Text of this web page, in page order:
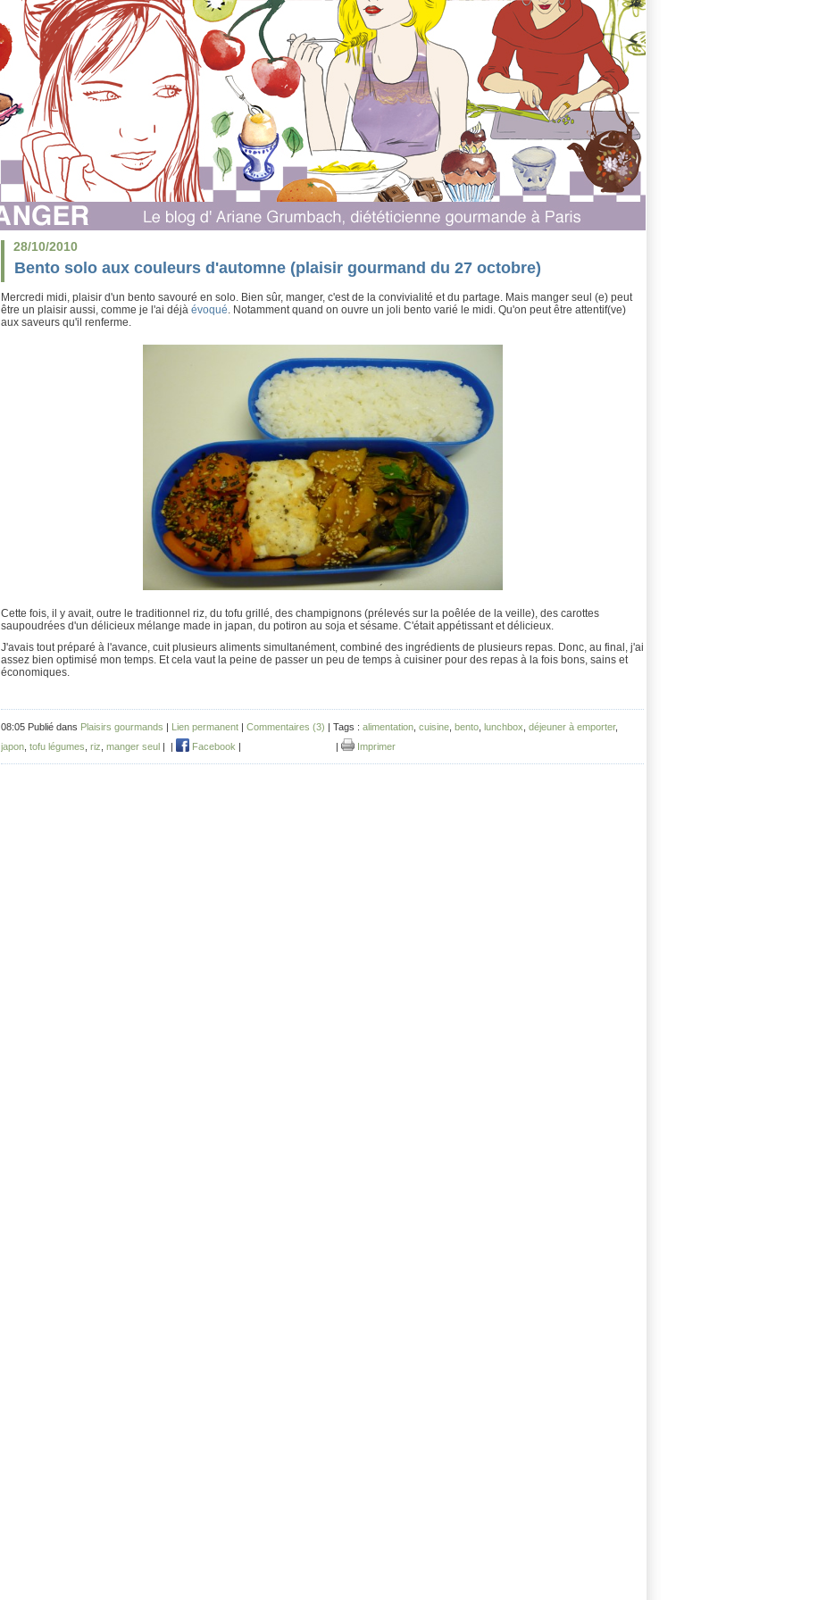
28/10/2010
Bento solo aux couleurs d'automne (plaisir gourmand du 27 octobre)
Mercredi midi, plaisir d'un bento savouré en solo. Bien sûr, manger, c'est de la convivialité et du partage. Mais manger seul (e) peut
être un plaisir aussi, comme je l'ai déjà évoqué. Notamment quand on ouvre un joli bento varié le midi. Qu'on peut être attentif(ve)
aux saveurs qu'il renferme.
Cette fois, il y avait, outre le traditionnel riz, du tofu grillé, des champignons (prélevés sur la poêlée de la veille), des carottes
saupoudrées d'un délicieux mélange made in japan, du potiron au soja et sésame. C'était appétissant et délicieux.
J'avais tout préparé à l'avance, cuit plusieurs aliments simultanément, combiné des ingrédients de plusieurs repas. Donc, au final, j'ai
assez bien optimisé mon temps. Et cela vaut la peine de passer un peu de temps à cuisiner pour des repas à la fois bons, sains et
économiques.
08:05 Publié dans Plaisirs gourmands | Lien permanent | Commentaires (3) | Tags : alimentation cuisine bento lunchbox déjeuner à emporter,
japon tofu légumes riz manger seul | | Facebook | | Imprimer